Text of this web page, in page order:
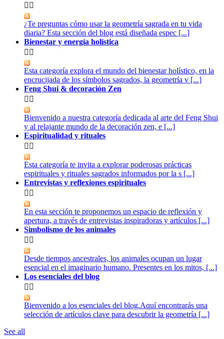
 
¿Te preguntas cómo usar la geometría sagrada en tu vida
diaria? Esta sección del blog está diseñada espec [...]
Bienestar y energía holística
 
Esta categoría explora el mundo del bienestar holístico, en la
encrucijada de los símbolos sagrados, la geometría v [...]
Feng Shui & decoración Zen
 
Bienvenido a nuestra categoría dedicada al arte del Feng Shui
y al relajante mundo de la decoración zen, e [...]
Espiritualidad y rituales
 
Esta categoría te invita a explorar poderosas prácticas
espirituales y rituales sagrados informados por la s [...]
Entrevistas y reflexiones espirituales
 
En esta sección te proponemos un espacio de reflexión y
apertura, a través de entrevistas inspiradoras y artículos [...]
Simbolismo de los animales
 
Desde tiempos ancestrales, los animales ocupan un lugar
esencial en el imaginario humano. Presentes en los mitos, [...]
Los esenciales del blog
 
Bienvenido a los esenciales del blog.Aquí encontrarás una
selección de artículos clave para descubrir la geometría [...]
See all